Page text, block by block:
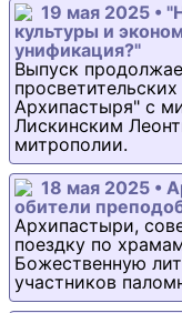
19 мая 2025 •
культуры и
унификация?"
Выпуск
Архипастыря" с
Лискинским
митрополии.
18 мая 2025 •
обители
Архипастыри,
поездку по
Божественную
участников